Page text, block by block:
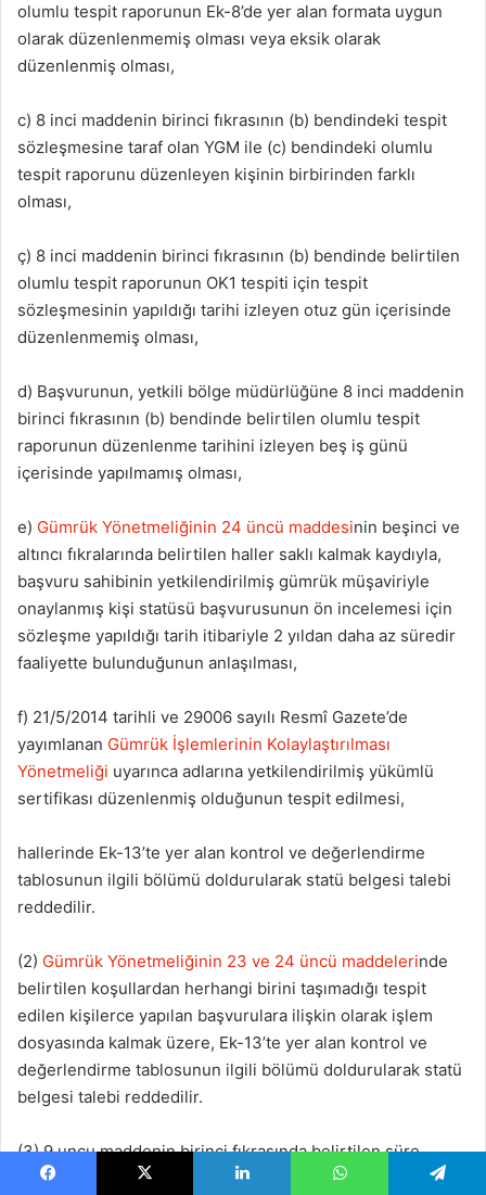
olumlu tespit raporunun Ek-8’de yer alan formata uygun
olarak düzenlenmemiş olması veya eksik olarak
düzenlenmiş olması,
c) 8 inci maddenin birinci fıkrasının (b) bendindeki tespit
sözleşmesine taraf olan YGM ile (c) bendindeki olumlu
tespit raporunu düzenleyen kişinin birbirinden farklı
olması,
ç) 8 inci maddenin birinci fıkrasının (b) bendinde belirtilen
olumlu tespit raporunun OK1 tespiti için tespit
sözleşmesinin yapıldığı tarihi izleyen otuz gün içerisinde
düzenlenmemiş olması,
d) Başvurunun, yetkili bölge müdürlüğüne 8 inci maddenin
birinci fıkrasının (b) bendinde belirtilen olumlu tespit
raporunun düzenlenme tarihini izleyen beş iş günü
içerisinde yapılmamış olması,
e) Gümrük Yönetmeliğinin 24 üncü maddesinin beşinci ve
altıncı fıkralarında belirtilen haller saklı kalmak kaydıyla,
başvuru sahibinin yetkilendirilmiş gümrük müşaviriyle
onaylanmış kişi statüsü başvurusunun ön incelemesi için
sözleşme yapıldığı tarih itibariyle 2 yıldan daha az süredir
faaliyette bulunduğunun anlaşılması,
f) 21/5/2014 tarihli ve 29006 sayılı Resmî Gazete’de
yayımlanan Gümrük İşlemlerinin Kolaylaştırılması
Yönetmeliği uyarınca adlarına yetkilendirilmiş yükümlü
sertifikası düzenlenmiş olduğunun tespit edilmesi,
hallerinde Ek-13’te yer alan kontrol ve değerlendirme
tablosunun ilgili bölümü doldurularak statü belgesi talebi
reddedilir.
(2) Gümrük Yönetmeliğinin 23 ve 24 üncü maddelerinde
belirtilen koşullardan herhangi birini taşımadığı tespit
edilen kişilerce yapılan başvurulara ilişkin olarak işlem
dosyasında kalmak üzere, Ek-13’te yer alan kontrol ve
değerlendirme tablosunun ilgili bölümü doldurularak statü
belgesi talebi reddedilir.
(3) 9 uncu maddenin birinci fıkrasında belirtilen süre
içerisinde yapılmış başvurunun incelenmesi neticesinde;